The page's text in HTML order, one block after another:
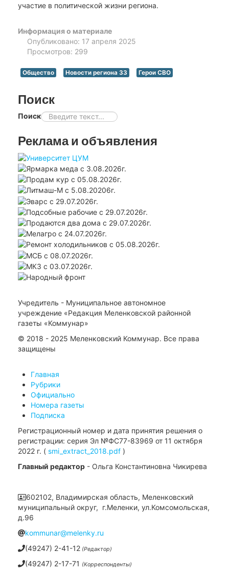
участие в политической жизни региона.
Информация о материале
Опубликовано: 17 апреля 2025
Просмотров: 299
Общество Новости региона 33 Герои СВО
Поиск
Поиск
Реклама и объявления
Учредитель - Муниципальное автономное
учреждение «Редакция Меленковской районной
газеты «Коммунар»
© 2018 - 2025 Меленковский Коммунар. Все права
защищены
Главная
Рубрики
Официально
Номера газеты
Подписка
Регистрационный номер и дата принятия решения о
регистрации: серия Эл №ФС77-83969 от 11 октября
2022 г. ( smi_extract_2018.pdf )
Главный редактор - Ольга Константиновна Чикирева
602102, Владимирская область, Меленковский
муниципальный округ, г.Меленки, ул.Комсомольская,
д.96
kommunar@melenky.ru
(49247) 2-41-12 (Редактор)
(49247) 2-17-71 (Корреспонденты)